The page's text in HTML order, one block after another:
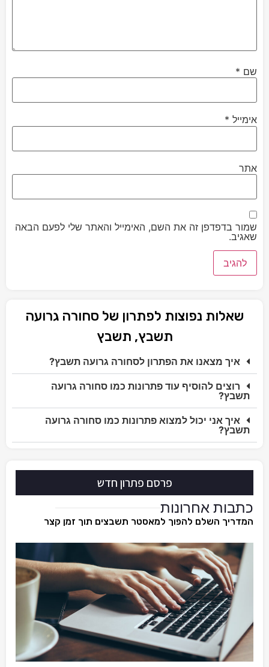
שם *
אימייל *
אתר
שמור בדפדפן זה את השם, האימייל והאתר שלי לפעם הבאה
שאגיב.
שאלות נפוצות לפתרון של סחורה גרועה
תשבץ, תשבץ
איך מצאנו את הפתרון לסחורה גרועה תשבץ?
רוצים להוסיף עוד פתרונות כמו סחורה גרועה
תשבץ?
איך אני יכול למצוא פתרונות כמו סחורה גרועה
תשבץ?
פרסם פתרון חדש
כתבות אחרונות
המדריך השלם להפוך למאסטר תשבצים תוך זמן קצר